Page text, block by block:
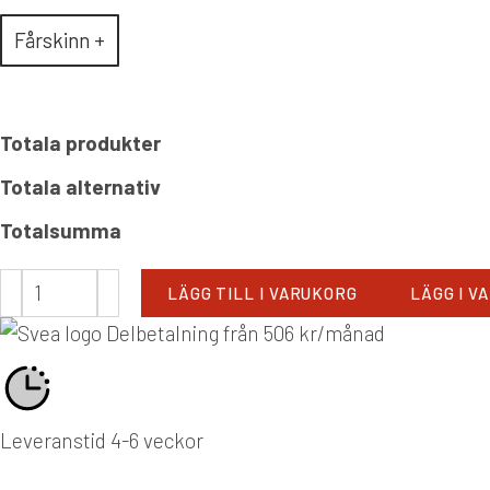
Fårskinn +
Totala produkter
Totala alternativ
Totalsumma
LÄGG TILL I VARUKORG LÄGG I
Delbetalning från 506 kr/månad
Leveranstid 4-6 veckor